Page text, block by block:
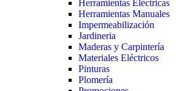
Herramientas Eléctricas
Herramientas Manuales
Impermeabilización
Jardineria
Maderas y Carpintería
Materiales Eléctricos
Pinturas
Plomería